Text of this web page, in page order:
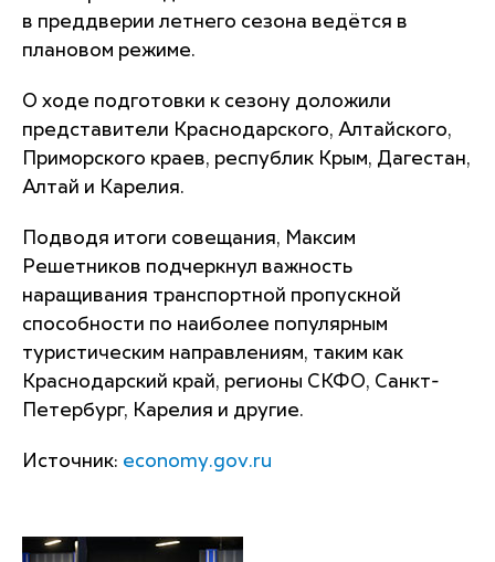
в преддверии летнего сезона ведётся в
плановом режиме.
О ходе подготовки к сезону доложили
представители Краснодарского, Алтайского,
Приморского краев, республик Крым, Дагестан,
Алтай и Карелия.
Подводя итоги совещания, Максим
Решетников подчеркнул важность
наращивания транспортной пропускной
способности по наиболее популярным
туристическим направлениям, таким как
Краснодарский край, регионы СКФО, Санкт-
Петербург, Карелия и другие.
Источник: economy.gov.ru